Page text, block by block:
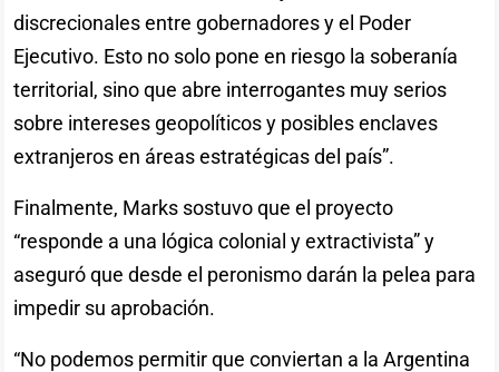
discrecionales entre gobernadores y el Poder
Ejecutivo. Esto no solo pone en riesgo la soberanía
territorial, sino que abre interrogantes muy serios
sobre intereses geopolíticos y posibles enclaves
extranjeros en áreas estratégicas del país”.
Finalmente, Marks sostuvo que el proyecto
“responde a una lógica colonial y extractivista” y
aseguró que desde el peronismo darán la pelea para
impedir su aprobación.
“No podemos permitir que conviertan a la Argentina